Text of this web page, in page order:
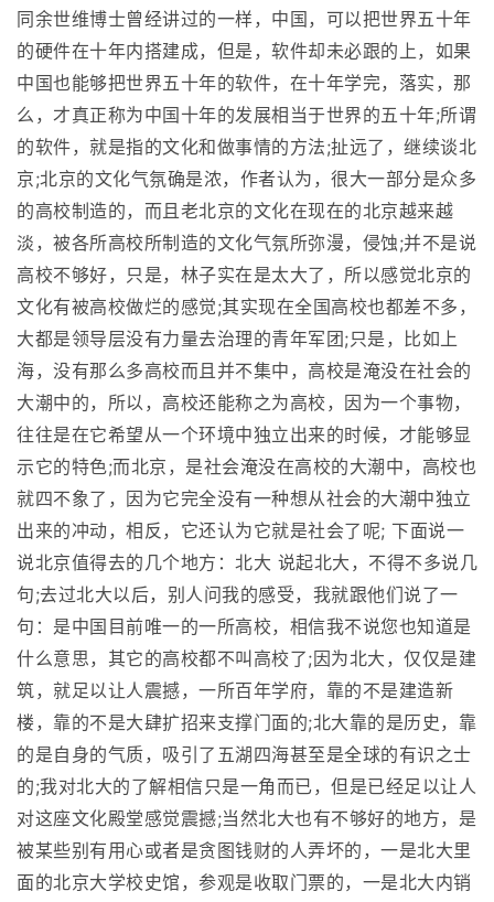
同余世维博士曾经讲过的一样，中国，可以把世界五十年
的硬件在十年内搭建成，但是，软件却未必跟的上，如果
中国也能够把世界五十年的软件，在十年学完，落实，那
么，才真正称为中国十年的发展相当于世界的五十年;所谓
的软件，就是指的文化和做事情的方法;扯远了，继续谈北
京;北京的文化气氛确是浓，作者认为，很大一部分是众多
的高校制造的，而且老北京的文化在现在的北京越来越
淡，被各所高校所制造的文化气氛所弥漫，侵蚀;并不是说
高校不够好，只是，林子实在是太大了，所以感觉北京的
文化有被高校做烂的感觉;其实现在全国高校也都差不多，
大都是领导层没有力量去治理的青年军团;只是，比如上
海，没有那么多高校而且并不集中，高校是淹没在社会的
大潮中的，所以，高校还能称之为高校，因为一个事物，
往往是在它希望从一个环境中独立出来的时候，才能够显
示它的特色;而北京，是社会淹没在高校的大潮中，高校也
就四不象了，因为它完全没有一种想从社会的大潮中独立
出来的冲动，相反，它还认为它就是社会了呢; 下面说一
说北京值得去的几个地方：北大 说起北大，不得不多说几
句;去过北大以后，别人问我的感受，我就跟他们说了一
句：是中国目前唯一的一所高校，相信我不说您也知道是
什么意思，其它的高校都不叫高校了;因为北大，仅仅是建
筑，就足以让人震撼，一所百年学府，靠的不是建造新
楼，靠的不是大肆扩招来支撑门面的;北大靠的是历史，靠
的是自身的气质，吸引了五湖四海甚至是全球的有识之士
的;我对北大的了解相信只是一角而已，但是已经足以让人
对这座文化殿堂感觉震撼;当然北大也有不够好的地方，是
被某些别有用心或者是贪图钱财的人弄坏的，一是北大里
面的北京大学校史馆，参观是收取门票的，一是北大内销